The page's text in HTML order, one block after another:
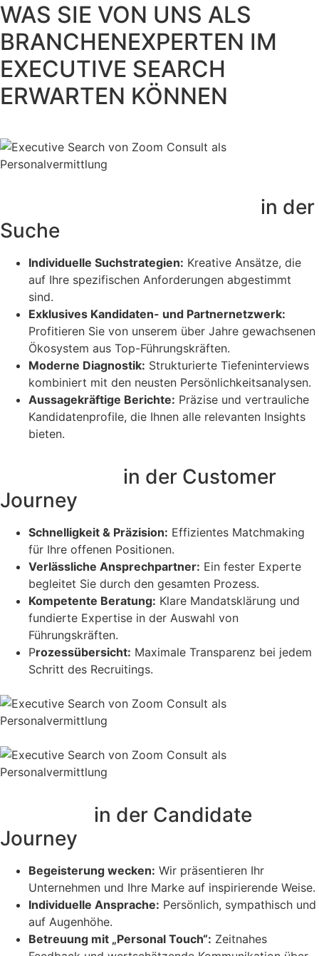
WAS SIE VON UNS ALS
BRANCHENEXPERTEN IM
EXECUTIVE SEARCH
ERWARTEN KÖNNEN
in der
Suche
Individuelle Suchstrategien: Kreative Ansätze, die
auf Ihre spezifischen Anforderungen abgestimmt
sind.
Exklusives Kandidaten- und Partnernetzwerk:
Profitieren Sie von unserem über Jahre gewachsenen
Ökosystem aus Top-Führungskräften.
Moderne Diagnostik: Strukturierte Tiefeninterviews
kombiniert mit den neusten Persönlichkeitsanalysen.
Aussagekräftige Berichte: Präzise und vertrauliche
Kandidatenprofile, die Ihnen alle relevanten Insights
bieten.
in der Customer
Journey
Schnelligkeit & Präzision: Effizientes Matchmaking
für Ihre offenen Positionen.
Verlässliche Ansprechpartner: Ein fester Experte
begleitet Sie durch den gesamten Prozess.
Kompetente Beratung: Klare Mandatsklärung und
fundierte Expertise in der Auswahl von
Führungskräften.
Prozessübersicht: Maximale Transparenz bei jedem
Schritt des Recruitings.
in der Candidate
Journey
Begeisterung wecken: Wir präsentieren Ihr
Unternehmen und Ihre Marke auf inspirierende Weise.
Individuelle Ansprache: Persönlich, sympathisch und
auf Augenhöhe.
Betreuung mit „Personal Touch“: Zeitnahes